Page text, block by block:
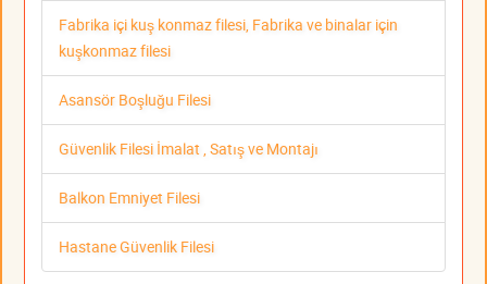
Fabrika içi kuş konmaz filesi, Fabrika ve binalar için
kuşkonmaz filesi
Asansör Boşluğu Filesi
Güvenlik Filesi İmalat , Satış ve Montajı
Balkon Emniyet Filesi
Hastane Güvenlik Filesi